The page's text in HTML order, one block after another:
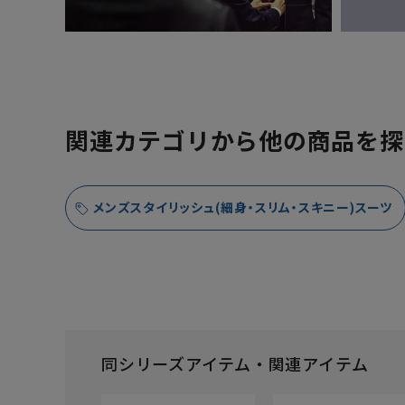
関連カテゴリから他の商品を
メンズスタイリッシュ(細身・スリム・スキニー)スーツ
同シリーズアイテム・関連アイテム